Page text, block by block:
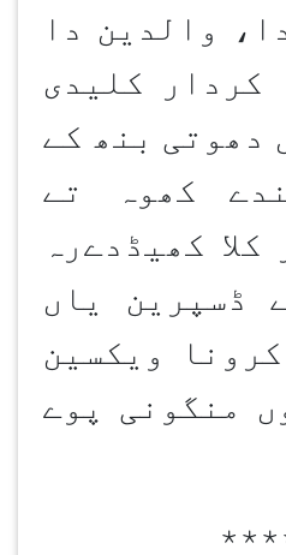
والدین دا
کردار کلیدی
دھوتی بنھ کے
کھوہ تے
کھیڈدےرہ
ڈسپرین یاں
ویکسین
منگونی پوے